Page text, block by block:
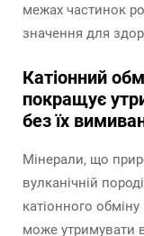
межах частинок
значення для
Катіонний
покращує
без їх
Мінерали, що
вулканічній
катіонного
може утримувати